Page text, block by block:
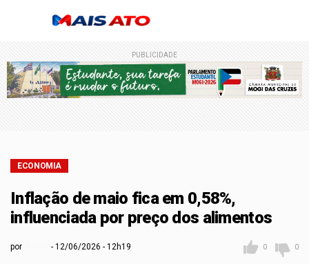
PUBLICIDADE
ECONOMIA
Inflação de maio fica em 0,58%,
influenciada por preço dos alimentos
por 12/06/2026 - 12h19 0 0